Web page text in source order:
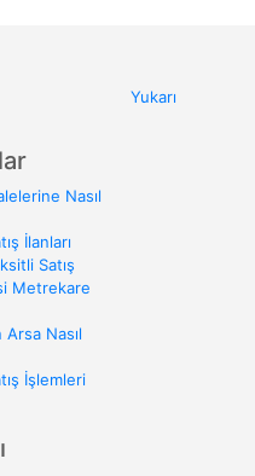
Yukarı
Nasıl
İlanları
Satış
Metrekare
Nasıl
İşlemleri